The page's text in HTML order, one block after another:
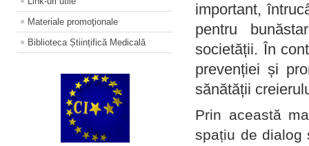
Materiale promoţionale
Biblioteca Științifică Medicală
important,
pentru
societății. În
prevenției și
sănătății
Prin această
spațiu de dialog